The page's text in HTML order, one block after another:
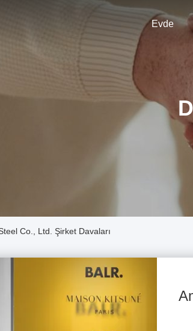
Evde
Co., Ltd. Şirket Davaları